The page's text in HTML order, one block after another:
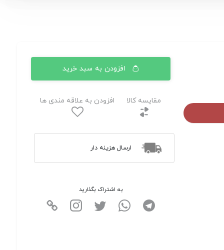
افزودن به سبد خرید
مقایسه کالا افزودن به علاقه مندی ها
ارسال هزینه دار
به اشتراک بگذارید